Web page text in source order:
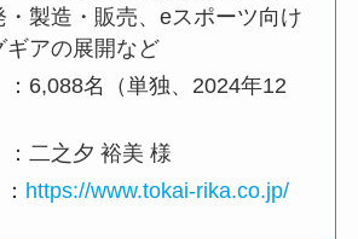
・製造・販売、eスポーツ向け
ギアの展開など
名（単独、2024年12
之夕 裕美 様
https://www.tokai-rika.co.jp/